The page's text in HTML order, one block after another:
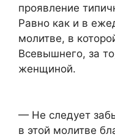
проявление
Равно как и в
молитве, в
Всевышнего, за
женщиной.
— Не следует
в этой молитве